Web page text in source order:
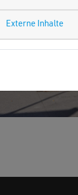
Externe Inhalte